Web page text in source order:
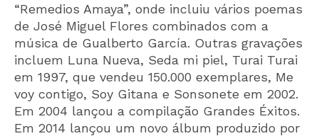
“Remedios Amaya”, onde incluiu vários poemas
de José Miguel Flores combinados com a
música de Gualberto García. Outras gravações
incluem Luna Nueva, Seda mi piel, Turai Turai
em 1997, que vendeu 150.000 exemplares, Me
voy contigo, Soy Gitana e Sonsonete em 2002.
Em 2004 lançou a compilação Grandes Éxitos.
Em 2014 lançou um novo álbum produzido por